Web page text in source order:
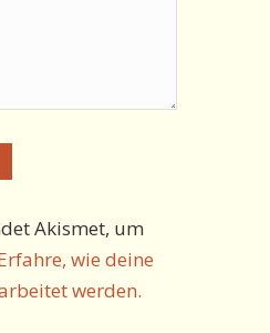
Akismet, um
wie deine
werden.